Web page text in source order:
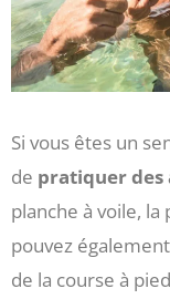
Si vous êtes un
de pratiquer des
planche à voile,
pouvez
de la course à